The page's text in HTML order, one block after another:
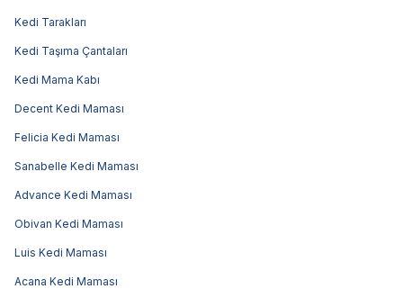
Kedi Tarakları
Kedi Taşıma Çantaları
Kedi Mama Kabı
Decent Kedi Maması
Felicia Kedi Maması
Sanabelle Kedi Maması
Advance Kedi Maması
Obivan Kedi Maması
Luis Kedi Maması
Acana Kedi Maması